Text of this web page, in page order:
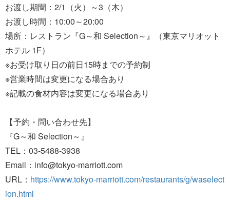
お渡し期間：2/1（火）～3（木）
お渡し時間：10:00～20:00
場所：レストラン『G～和 Selection～』（東京マリオット
ホテル 1F）
※お受け取り日の前日15時までの予約制
※営業時間は変更になる場合あり
※記載の食材内容は変更になる場合あり
【予約・問い合わせ先】
『G～和 Selection～』
TEL：03-5488-3938
Email：info@tokyo-marriott.com
URL： https://www.tokyo-marriott.com/restaurants/g/waselect
ion.html